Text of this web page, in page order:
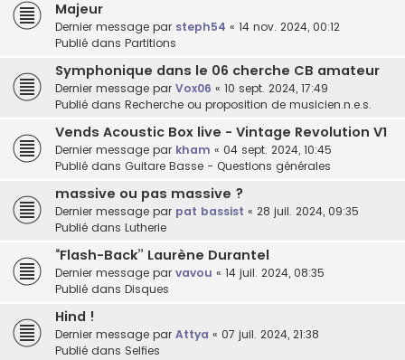
Majeur
Dernier message par steph54 « 14 nov. 2024, 00:12
Publié dans Partitions
Symphonique dans le 06 cherche CB amateur
Dernier message par Vox06 « 10 sept. 2024, 17:49
Publié dans Recherche ou proposition de musicien.n.e.s.
Vends Acoustic Box live - Vintage Revolution V1
Dernier message par kham « 04 sept. 2024, 10:45
Publié dans Guitare Basse - Questions générales
massive ou pas massive ?
Dernier message par pat bassist « 28 juil. 2024, 09:35
Publié dans Lutherie
“Flash-Back” Laurène Durantel
Dernier message par vavou « 14 juil. 2024, 08:35
Publié dans Disques
Hind !
Dernier message par Attya « 07 juil. 2024, 21:38
Publié dans Selfies